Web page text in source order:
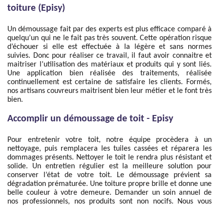
toiture (Episy)
Un démoussage fait par des experts est plus efficace comparé à
quelqu’un qui ne le fait pas très souvent. Cette opération risque
d’échouer si elle est effectuée à la légère et sans normes
suivies. Donc pour réaliser ce travail, il faut avoir connaitre et
maitriser l’utilisation des matériaux et produits qui y sont liés.
Une application bien réalisée des traitements, réalisée
continuellement est certaine de satisfaire les clients. Formés,
nos artisans couvreurs maitrisent bien leur métier et le font très
bien.
Accomplir un démoussage de toit - Episy
Pour entretenir votre toit, notre équipe procèdera à un
nettoyage, puis remplacera les tuiles cassées et réparera les
dommages présents. Nettoyer le toit le rendra plus résistant et
solide. Un entretien régulier est la meilleure solution pour
conserver l’état de votre toit. Le démoussage prévient sa
dégradation prématurée. Une toiture propre brille et donne une
belle couleur à votre demeure. Demander un soin annuel de
nos professionnels, nos produits sont non nocifs. Nous vous